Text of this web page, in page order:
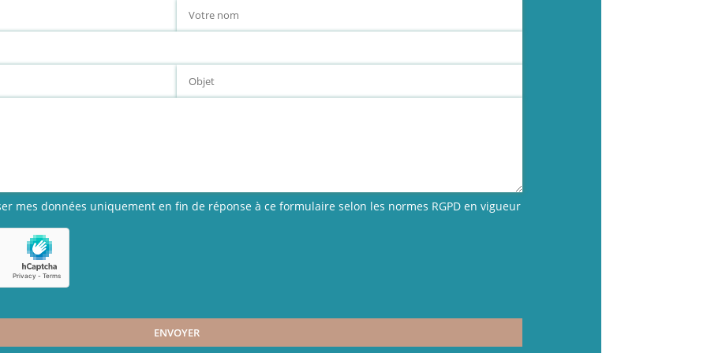
mes données uniquement en fin de réponse à ce formulaire selon les normes RGPD en vigueur